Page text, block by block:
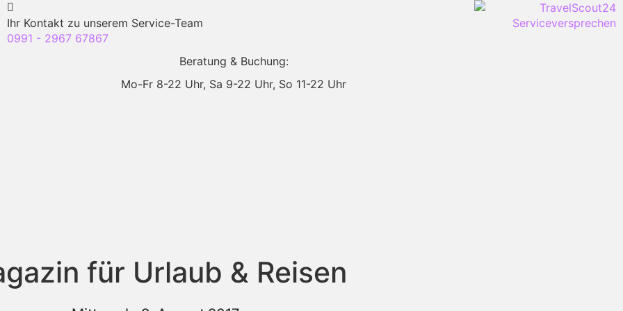
Ihr Kontakt zu unserem Service-Team
0991 - 2967 67867
Beratung & Buchung:
Mo-Fr 8-22 Uhr, Sa 9-22 Uhr, So 11-22 Uhr
für Urlaub & Reisen